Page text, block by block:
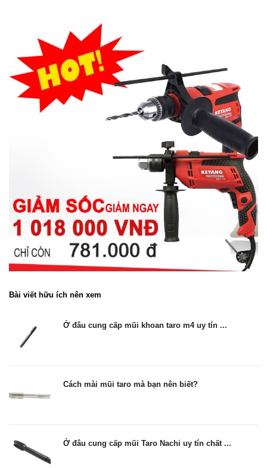
Bài viết hữu ích nên xem
Ở đâu cung cấp mũi khoan taro m4 uy tín ...
Cách mài mũi taro mà bạn nên biết?
Ở đâu cung cấp mũi Taro Nachi uy tín chất ...